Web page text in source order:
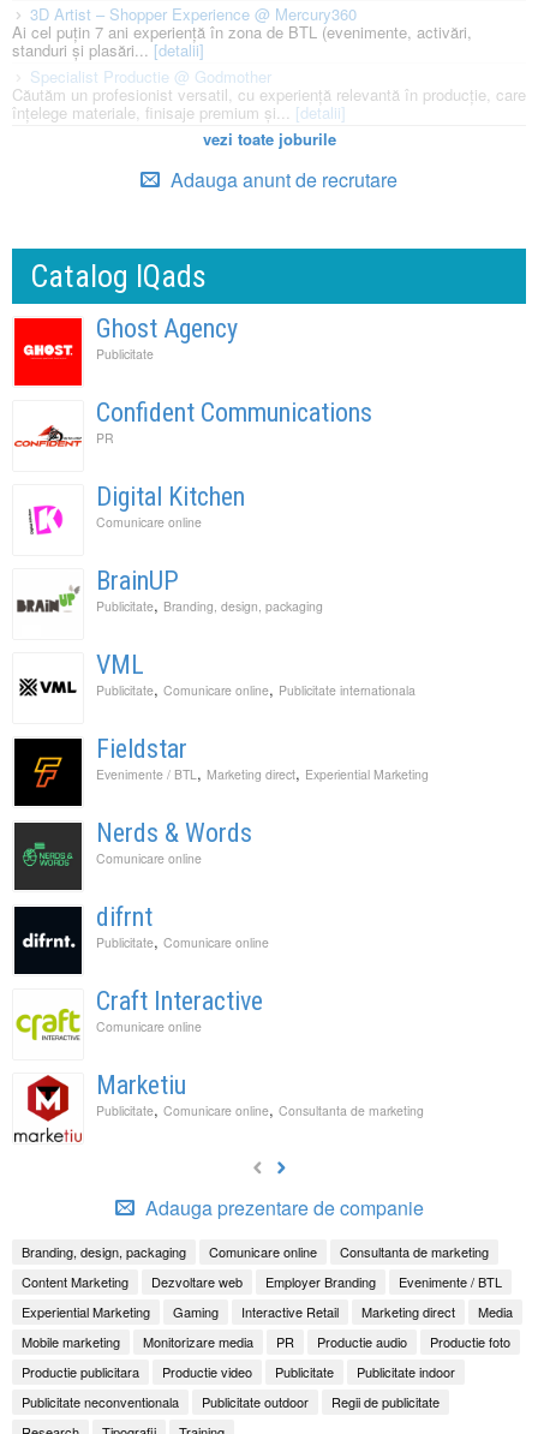
3D Artist – Shopper Experience @ Mercury360
Ai cel puțin 7 ani experiență în zona de BTL (evenimente, activări,
standuri și plasări...[detalii]
Specialist Productie @ Godmother
Căutăm un profesionist versatil, cu experiență relevantă în producție, care
înțelege materiale, finisaje premium și... [detalii]
vezi toate joburile
Adauga anunt de recrutare
Catalog IQads
Ghost Agency
Publicitate
Confident Communications
PR
Digital Kitchen
Comunicare online
BrainUP
Publicitate, Branding, design, packaging
VML
Publicitate, Comunicare online, Publicitate internationala
Fieldstar
Evenimente / BTL , Marketing direct, Experiential Marketing
Nerds & Words
Comunicare online
difrnt
Publicitate, Comunicare online
Craft Interactive
Comunicare online
Marketiu
Publicitate, Comunicare online, Consultanta de marketing
Adauga prezentare de companie
Branding, design, packaging Comunicare online
Consultanta de marketing
Content Marketing
Dezvoltare web Employer Branding
Evenimente / BTL
Experiential Marketing
Gaming Interactive Retail Marketing direct
Media
Mobile marketing
Monitorizare media PR Productie audio
Productie foto
Productie publicitara
Productie video Publicitate
Publicitate indoor
Publicitate neconventionala
Publicitate outdoor
Regii de publicitate